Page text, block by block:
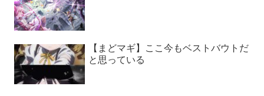
【まどマギ】ここ今もベストバウトだ
と思っている